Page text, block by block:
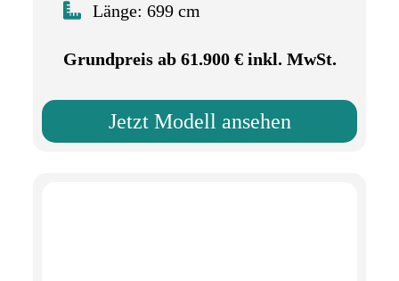
Länge: 699 cm
Grundpreis ab 61.900 € inkl. MwSt.
Jetzt Modell ansehen